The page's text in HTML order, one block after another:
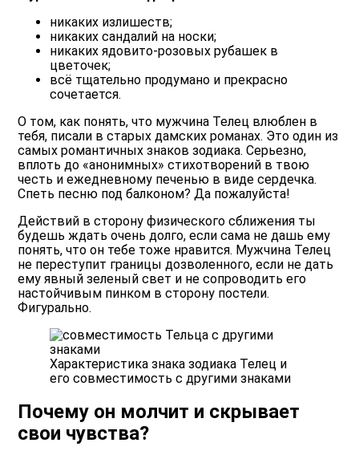
никаких излишеств;
никаких сандалий на носки;
никаких ядовито-розовых рубашек в
цветочек;
всё тщательно продумано и прекрасно
сочетается.
О том, как понять, что мужчина Телец влюблен в
тебя, писали в старых дамских романах. Это один из
самых романтичных знаков зодиака. Серьезно,
вплоть до «анонимных» стихотворений в твою
честь и ежедневному печенью в виде сердечка.
Спеть песню под балконом? Да пожалуйста!
Действий в сторону физического сближения ты
будешь ждать очень долго, если сама не дашь ему
понять, что он тебе тоже нравится. Мужчина Телец
не переступит границы дозволенного, если не дать
ему явный зеленый свет и не сопроводить его
настойчивым пинком в сторону постели.
Фигурально.
Характеристика знака зодиака Телец и
его совместимость с другими знаками
Почему он молчит и скрывает
свои чувства?